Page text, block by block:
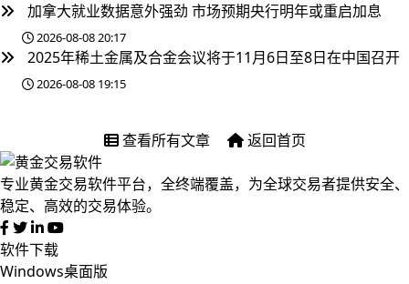
加拿大就业数据意外强劲 市场预期央行明年或重启加息
2026-08-08 20:17
2025年稀土金属及合金会议将于11月6日至8日在中国召开
2026-08-08 19:15
查看所有文章 返回首页
专业黄金交易软件平台，全终端覆盖，为全球交易者提供安全、
稳定、高效的交易体验。
软件下载
Windows桌面版